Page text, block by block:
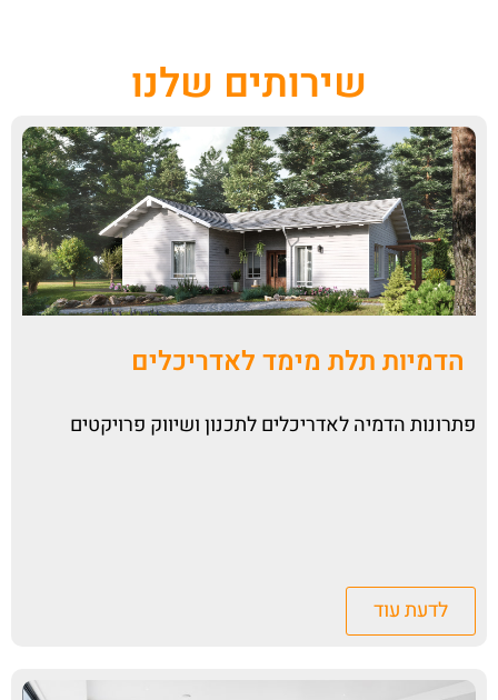
שירותים שלנו
הדמיות תלת מימד לאדריכלים
פתרונות הדמיה לאדריכלים לתכנון ושיווק פרויקטים
לדעת עוד